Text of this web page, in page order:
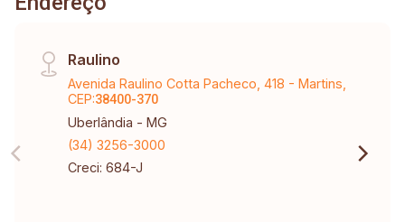
Raulino
Avenida Raulino Cotta Pacheco, 418 - Martins,
CEP:38400-370
Uberlândia - MG
(34) 3256-3000
Creci: 684-J